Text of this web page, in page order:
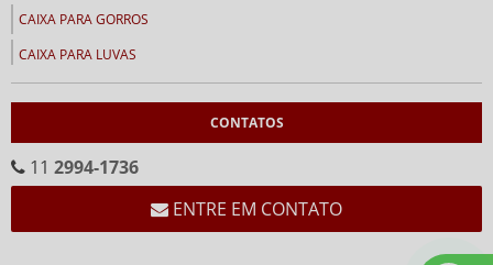
CAIXA PARA GORROS
CAIXA PARA LUVAS
CALENDÁRIOS
CALENDÁRIO EM ACRÍLICO FORMATO “V”
CHAVEIROS
CONTATOS
11 2994-1736
ENTRE EM CONTATO